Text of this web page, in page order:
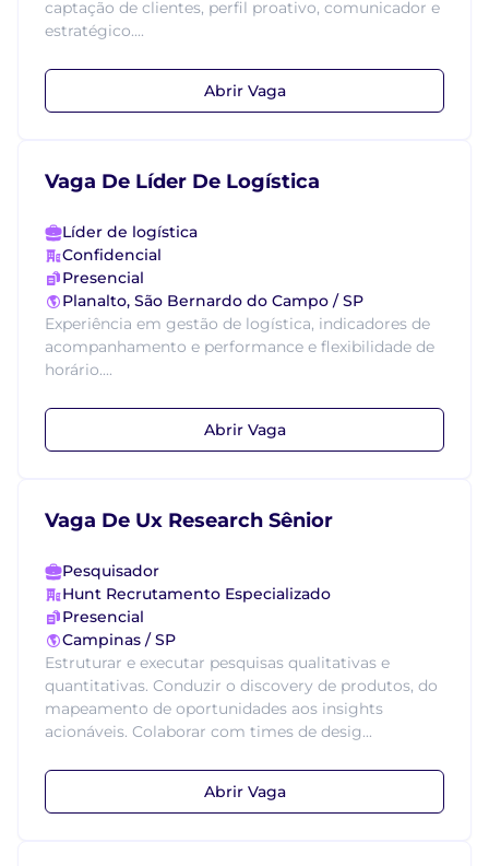
captação de clientes, perfil proativo, comunicador e
estratégico....
Abrir Vaga
Vaga De Líder De Logística
Líder de logística
Confidencial
Presencial
Planalto, São Bernardo do Campo / SP
Experiência em gestão de logística, indicadores de
acompanhamento e performance e flexibilidade de
horário....
Abrir Vaga
Vaga De Ux Research Sênior
Pesquisador
Hunt Recrutamento Especializado
Presencial
Campinas / SP
Estruturar e executar pesquisas qualitativas e
quantitativas. Conduzir o discovery de produtos, do
mapeamento de oportunidades aos insights
acionáveis. Colaborar com times de desig...
Abrir Vaga